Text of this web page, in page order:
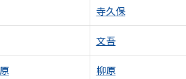
寺久保
文吾
柳原